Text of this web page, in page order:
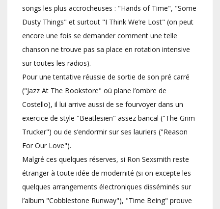
songs les plus accrocheuses : "Hands of Time", "Some
Dusty Things" et surtout "I Think We’re Lost" (on peut
encore une fois se demander comment une telle
chanson ne trouve pas sa place en rotation intensive
sur toutes les radios).
Pour une tentative réussie de sortie de son pré carré
("Jazz At The Bookstore" où plane l’ombre de
Costello), il lui arrive aussi de se fourvoyer dans un
exercice de style "Beatlesien" assez bancal ("The Grim
Trucker") ou de s’endormir sur ses lauriers ("Reason
For Our Love").
Malgré ces quelques réserves, si Ron Sexsmith reste
étranger à toute idée de modernité (si on excepte les
quelques arrangements électroniques disséminés sur
l’album "Cobblestone Runway"), "Time Being" prouve